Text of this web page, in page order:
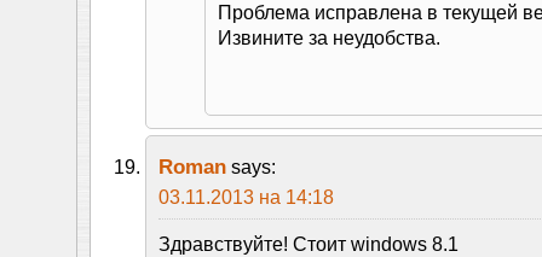
Проблема исправлена в текущей
Извините за неудобства.
Roman says:
03.11.2013 на 14:18
Здравствуйте! Стоит windows 8.1